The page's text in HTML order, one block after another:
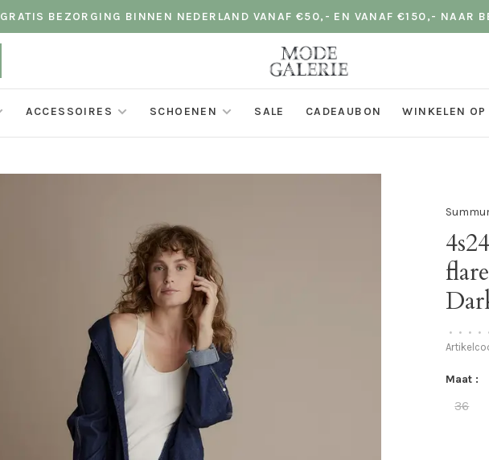
GRATIS BEZORGING BINNEN NEDERLAND VANAF €50,- EN VANAF €150,- NAAR
ACCESSOIRES SCHOENEN SALE CADEAUBON WINKELEN
• • • •
Maat :
36